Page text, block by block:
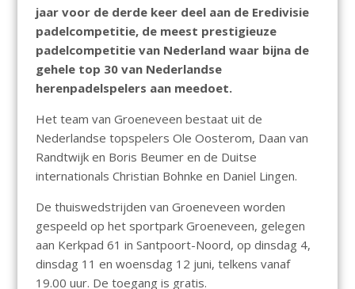
b
o
o
k
s
A
p
e
dI
n
l n
jaar voor de derde keer deel aan de Eredivisie
padelcompetitie, de meest prestigieuze
padelcompetitie van Nederland waar bijna de
gehele top 30 van Nederlandse
herenpadelspelers aan meedoet.
Het team van Groeneveen bestaat uit de
Nederlandse topspelers Ole Oosterom, Daan van
Randtwijk en Boris Beumer en de Duitse
internationals Christian Bohnke en Daniel Lingen.
De thuiswedstrijden van Groeneveen worden
gespeeld op het sportpark Groeneveen, gelegen
aan Kerkpad 61 in Santpoort-Noord, op dinsdag 4,
dinsdag 11 en woensdag 12 juni, telkens vanaf
19.00 uur. De toegang is gratis.